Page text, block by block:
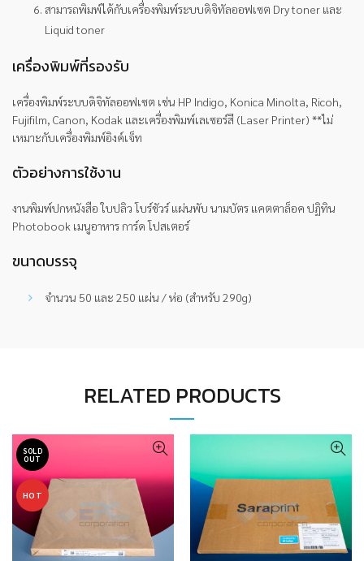
สามารถพิมพ์ได้กับเครื่องพิมพ์ระบบดิจิทัลออฟเซต Dry toner และ
Liquid toner
เครื่องพิมพ์ที่รองรับ
เครื่องพิมพ์ระบบดิจิทัลออฟเซต เช่น HP Indigo, Konica Minolta, Ricoh,
Fujifilm, Canon, Kodak และเครื่องพิมพ์เลเซอร์สี (Laser Printer) **ไม่
เหมาะกับเครื่องพิมพ์อิงค์เจ็ท
ตัวอย่างการใช้งาน
งานพิมพ์ปกหนังสือ ใบปลิว โบร์ชัวร์ แผ่นพับ นามบัตร แคตตาล็อค ปฏิทิน
Photobook เมนูอาหาร การ์ด โปสเตอร์
ขนาดบรรจุ
จำนวน 50 และ 250 แผ่น / ห่อ (สำหรับ 290g)
RELATED PRODUCTS
SOLD
OUT
HOT